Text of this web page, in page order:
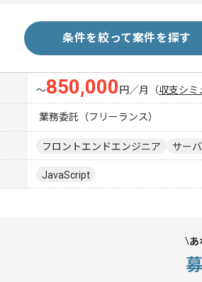
条件を絞って案件を探す
〜850,000 円／月 （収支シミ
業務委託（フリーランス）
フロントエンドエンジニア サー
JavaScript
あ